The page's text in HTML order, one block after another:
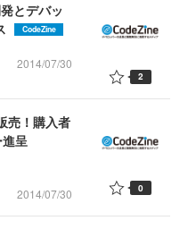
とデバッ
CodeZine
2014/07/30
2
売！購入者
呈
2014/07/30 0